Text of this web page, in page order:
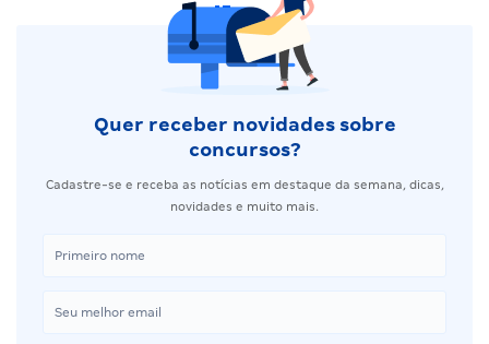
Quer receber novidades sobre
concursos?
Cadastre-se e receba as notícias em destaque da semana, dicas,
novidades e muito mais.